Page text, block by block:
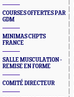
COURSES OFFERTES PAR
GDM
MINIMAS CHPTS
FRANCE
SALLE MUSCULATION -
REMISE EN FORME
COMITÉ DIRECTEUR